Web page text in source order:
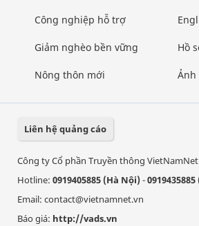
Công nghiệp hỗ trợ
Giảm nghèo bền vững
Nông thôn mới
Hồ
Ảnh
Liên hệ quảng cáo
Công ty Cổ phần Truyền thông VietNamNet
Hotline: 0919405885 (Hà Nội)-
Email: contact@vietnamnet.vn
Báo giá: http://vads.vn